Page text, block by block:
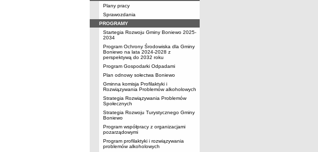
Plany pracy
Sprawozdania
PROGRAMY
Startegia Rozwoju Gminy Boniewo 2025-
2034
Program Ochrony Środowiska dla Gminy
Boniewo na lata 2024-2028 z
perspektywą do 2032 roku
Program Gospodarki Odpadami
Plan odnowy sołectwa Boniewo
Gminna komisja Profilaktyki i
Rozwiązywania Problemów alkoholowych
Strategia Rozwiązywania Problemów
Społecznych
Strategia Rozwoju Turystycznego Gminy
Boniewo
Program współpracy z organizacjami
pozarządowymi
Program profilaktyki i rozwiązywania
problemów alkoholowych